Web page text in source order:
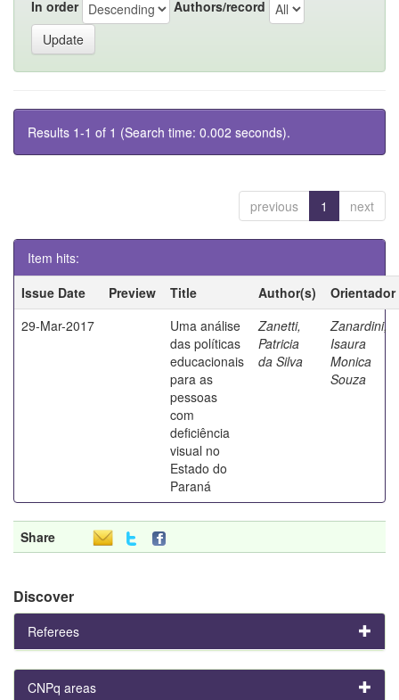
In order Authors/record
Results 1-1 of 1 (Search time: 0.002 seconds).
previous 1 next
Item hits:
Issue Date
Preview Title Author(s)
Orientador
29-Mar-2017
Uma análise
das políticas
educacionais
para as
pessoas
com
deficiência
visual no
Estado do
Paraná
Zanetti,
Patricia
da Silva
Zanardini,
Isaura
Monica
Souza
Share
Discover
Referees
CNPq areas